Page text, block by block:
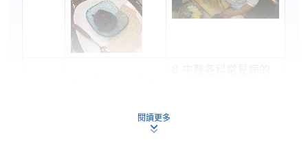
(包括烹飪技術示範(二))
閱讀更多